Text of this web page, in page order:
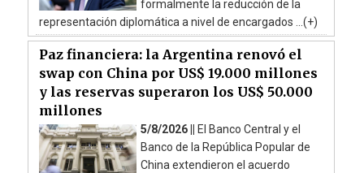
formalmente la reducción de la
representación diplomática a nivel de encargados ...(+)
Paz financiera: la Argentina renovó el
swap con China por US$ 19.000 millones
y las reservas superaron los US$ 50.000
millones
5/8/2026 ||
El Banco Central y el
Banco de la República Popular de
China extendieron el acuerdo